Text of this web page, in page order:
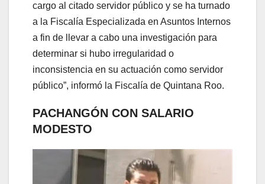
cargo al citado servidor público y se ha turnado
a la Fiscalía Especializada en Asuntos Internos
a fin de llevar a cabo una investigación para
determinar si hubo irregularidad o
inconsistencia en su actuación como servidor
público”, informó la Fiscalía de Quintana Roo.
PACHANGÓN CON SALARIO
MODESTO